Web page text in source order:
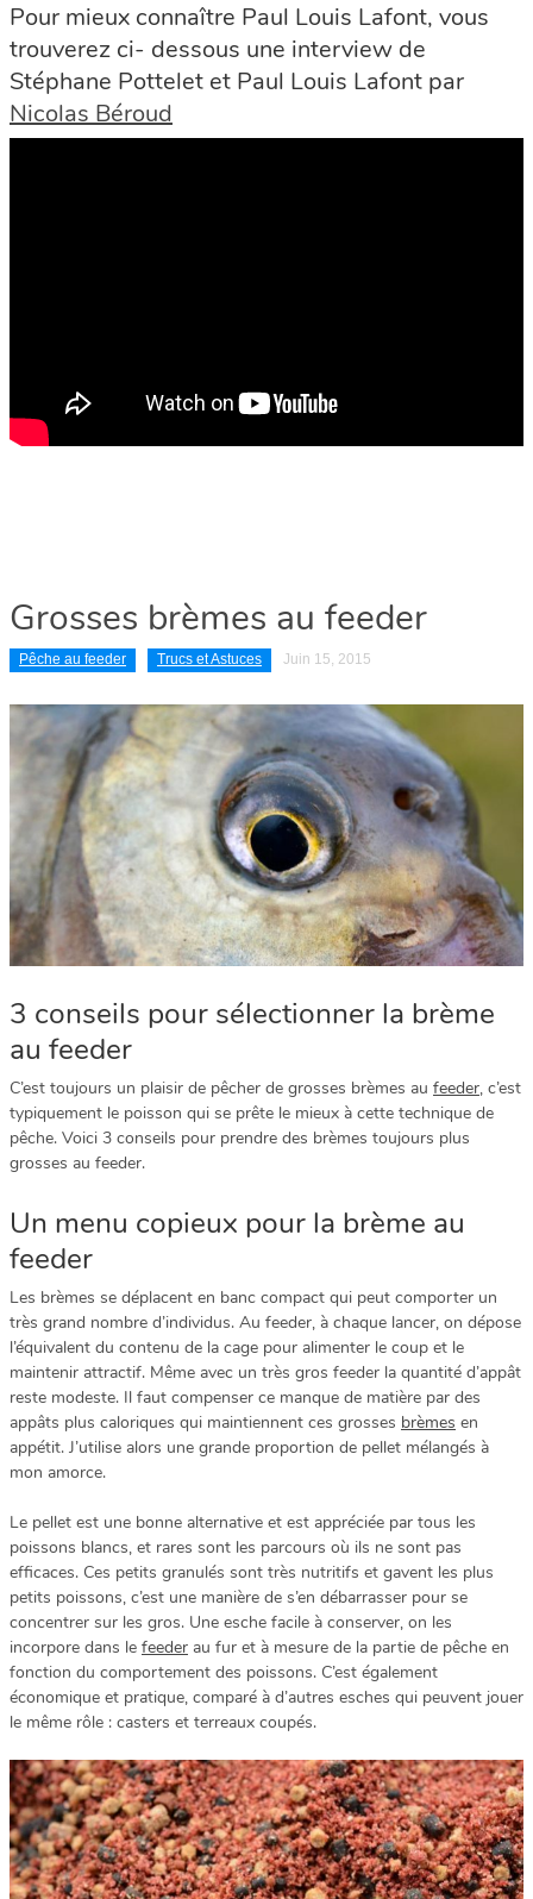
Pour mieux connaître Paul Louis Lafont, vous
trouverez ci- dessous une interview de
Stéphane Pottelet et Paul Louis Lafont par
Nicolas Béroud
Grosses brèmes au feeder
Pêche au feeder Trucs et Astuces Juin 15, 2015
3 conseils pour sélectionner la brème
au feeder
C’est toujours un plaisir de pêcher de grosses brèmes au feeder, c’est
typiquement le poisson qui se prête le mieux à cette technique de
pêche. Voici 3 conseils pour prendre des brèmes toujours plus
grosses au feeder.
Un menu copieux pour la brème au
feeder
Les brèmes se déplacent en banc compact qui peut comporter un
très grand nombre d’individus. Au feeder, à chaque lancer, on dépose
l’équivalent du contenu de la cage pour alimenter le coup et le
maintenir attractif. Même avec un très gros feeder la quantité d’appât
reste modeste. Il faut compenser ce manque de matière par des
appâts plus caloriques qui maintiennent ces grosses brèmes en
appétit. J’utilise alors une grande proportion de pellet mélangés à
mon amorce.
Le pellet est une bonne alternative et est appréciée par tous les
poissons blancs, et rares sont les parcours où ils ne sont pas
efficaces. Ces petits granulés sont très nutritifs et gavent les plus
petits poissons, c’est une manière de s’en débarrasser pour se
concentrer sur les gros. Une esche facile à conserver, on les
incorpore dans le feeder au fur et à mesure de la partie de pêche en
fonction du comportement des poissons. C’est également
économique et pratique, comparé à d’autres esches qui peuvent jouer
le même rôle : casters et terreaux coupés.